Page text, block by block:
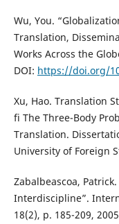
Wu, You.
Translation,
Works Across the
DOI: https://doi.org/
Xu, Hao. Translation
fi The Three-Body
Translation.
University of Foreign
Zabalbeascoa,
Interdiscipline”.
18(2), p. 185-209,